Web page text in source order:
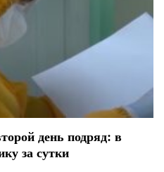
день подряд: в
за сутки